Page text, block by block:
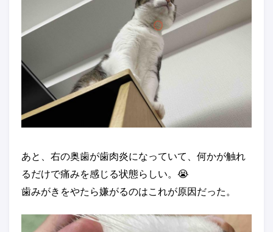
あと、右の奥歯が歯肉炎になっていて、何かが触れ
るだけで痛みを感じる状態らしい。😭
歯みがきをやたら嫌がるのはこれが原因だった。